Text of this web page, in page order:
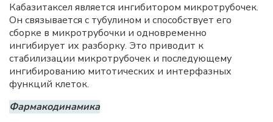
Кабазитаксел является ингибитором микротрубочек.
Он связывается с тубулином и способствует его
сборке в микротрубочки и одновременно
ингибирует их разборку. Это приводит к
стабилизации микротрубочек и последующему
ингибированию митотических и интерфазных
функций клеток.
Фармакодинамика